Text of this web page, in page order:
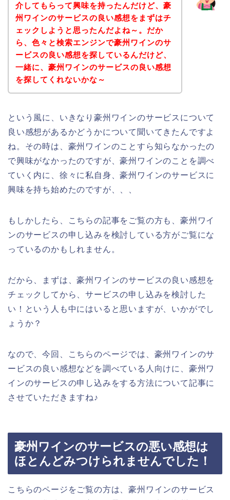
介してもらって興味を持ったんだけど、豪
州ワインのサービスの良い感想をまずはチ
ェックしようと思ったんだよね～。だか
ら、色々と検索エンジンで豪州ワインのサ
ービスの良い感想を探しているんだけど、
一緒に、豪州ワインのサービスの良い感想
を探してくれないかな～
という風に、いきなり豪州ワインのサービスについて
良い感想があるかどうかについて聞いてきたんですよ
ね。その時は、豪州ワインのことすら知らなかったの
で興味がなかったのですが、豪州ワインのことを調べ
ていく内に、徐々に私自身、豪州ワインのサービスに
興味を持ち始めたのですが、、、
もしかしたら、こちらの記事をご覧の方も、豪州ワイ
ンのサービスの申し込みを検討している方がご覧にな
っているのかもしれません。
だから、まずは、豪州ワインのサービスの良い感想を
チェックしてから、サービスの申し込みを検討した
い！という人も中にはいると思いますが、いかがでし
ょうか？
なので、今回、こちらのページでは、豪州ワインのサ
ービスの良い感想などを調べている人向けに、豪州ワ
インのサービスの申し込みをする方法について記事に
させていただきますね♪
豪州ワインのサービスの悪い感想は
ほとんどみつけられませんでした！
こちらのページをご覧の方は、豪州ワインのサービス